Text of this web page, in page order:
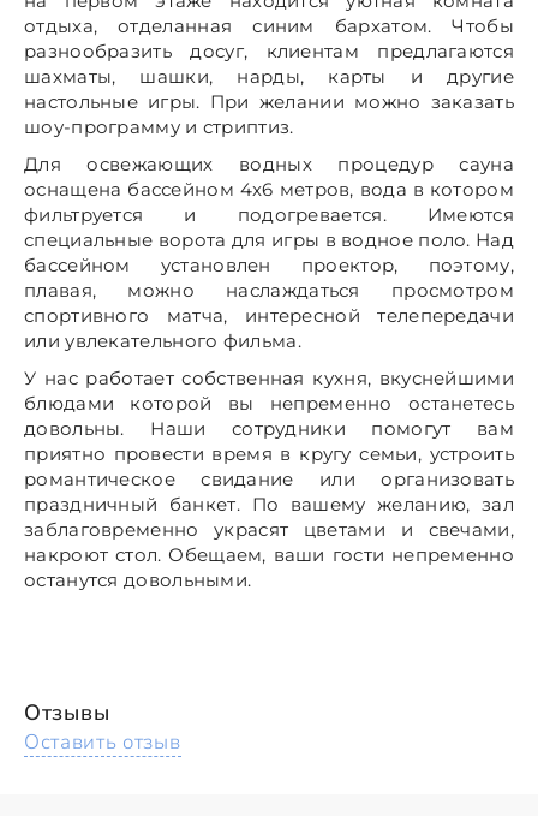
отдыха, отделанная синим бархатом. Чтобы
разнообразить досуг, клиентам предлагаются
шахматы, шашки, нарды, карты и другие
настольные игры. При желании можно заказать
шоу-программу и стриптиз.
Для освежающих водных процедур сауна
оснащена бассейном 4x6 метров, вода в котором
фильтруется и подогревается. Имеются
специальные ворота для игры в водное поло. Над
бассейном установлен проектор, поэтому,
плавая, можно наслаждаться просмотром
спортивного матча, интересной телепередачи
или увлекательного фильма.
У нас работает собственная кухня, вкуснейшими
блюдами которой вы непременно останетесь
довольны. Наши сотрудники помогут вам
приятно провести время в кругу семьи, устроить
романтическое свидание или организовать
праздничный банкет. По вашему желанию, зал
заблаговременно украсят цветами и свечами,
накроют стол. Обещаем, ваши гости непременно
останутся довольными.
Отзывы
Оставить отзыв